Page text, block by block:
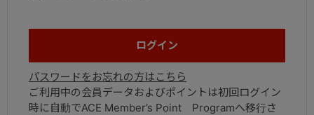
パスワードをお忘れの方はこちら
ご利用中の会員データおよびポイントは初回ログイン
時に自動でACE Member’s Point Programへ移行さ